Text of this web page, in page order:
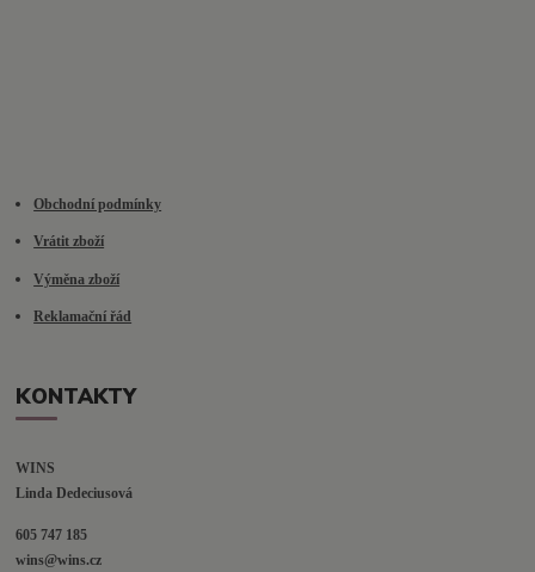
Obchodní podmínky
Vrátit zboží
Výměna zboží
Reklamační řád
KONTAKTY
WINS
Linda Dedeciusová
605 747 185
wins@wins.cz